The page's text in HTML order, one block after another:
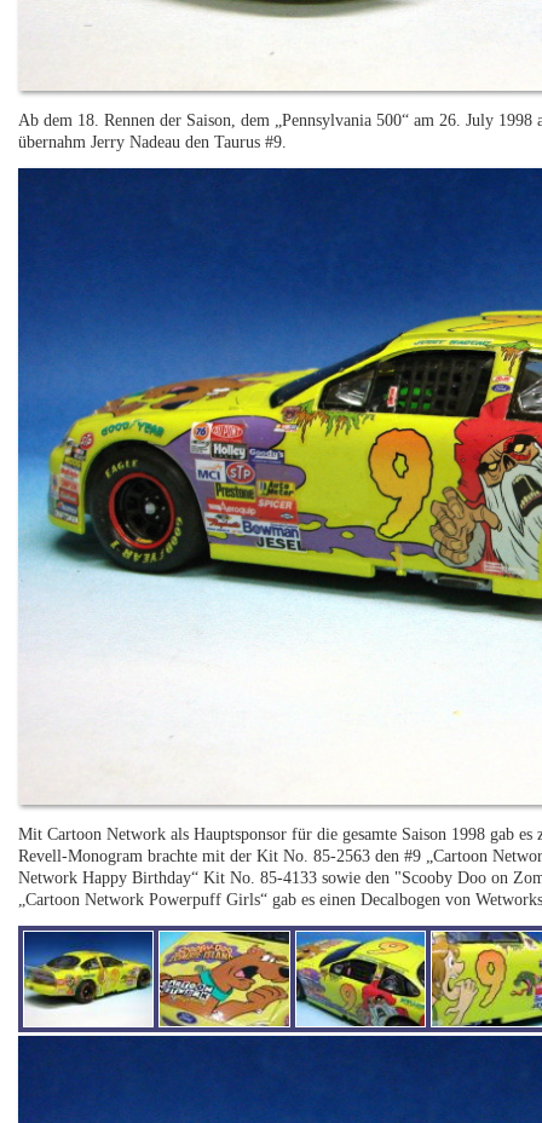
Ab dem 18. Rennen der Saison, dem „Pennsylvania 500“ am 26. July
übernahm Jerry Nadeau den Taurus #9.
Mit Cartoon Network als Hauptsponsor für die gesamte Saison 1998 gab
Revell-Monogram brachte mit der Kit No. 85-2563 den #9 „Cartoon
Network Happy Birthday“ Kit No. 85-4133 sowie den "Scooby Doo on
„Cartoon Network Powerpuff Girls“ gab es einen Decalbogen von